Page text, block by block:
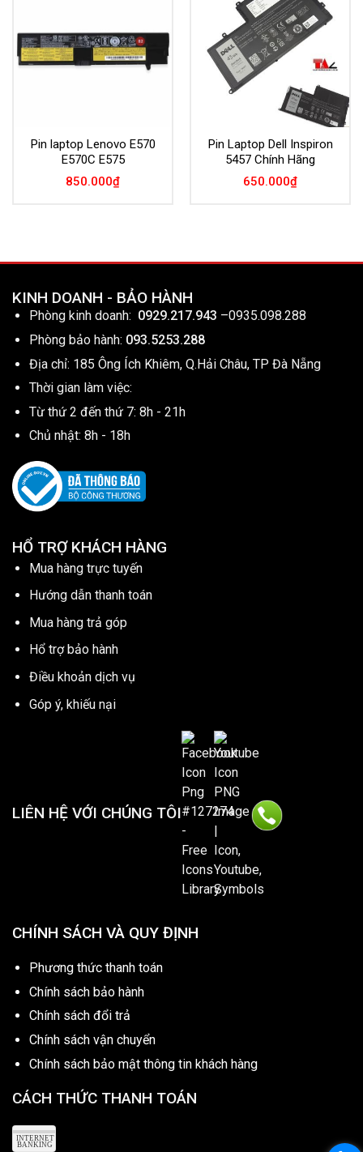
Pin laptop Lenovo E570
E570C E575
850.000₫
Add to
Wishlist
Pin Laptop Dell Inspiron
5457 Chính Hãng
650.000₫
KINH DOANH - BẢO HÀNH
Phòng kinh doanh: 0929.217.943 –0935.098.288
Phòng bảo hành: 093.5253.288
Địa chỉ: 185 Ông Ích Khiêm, Q.Hải Châu, TP Đà Nẵng
Thời gian làm việc:
Từ thứ 2 đến thứ 7: 8h - 21h
Chủ nhật: 8h - 18h
HỔ TRỢ KHÁCH HÀNG
Mua hàng trực tuyến
Hướng dẫn thanh toán
Mua hàng trả góp
Hổ trợ bảo hành
Điều khoản dịch vụ
Góp ý, khiếu nại
LIÊN HỆ VỚI CHÚNG TÔI
CHÍNH SÁCH VÀ QUY ĐỊNH
Phương thức thanh toán
Chính sách bảo hành
Chính sách đổi trả
Chính sách vận chuyển
Chính sách bảo mật thông tin khách hàng
CÁCH THỨC THANH TOÁN